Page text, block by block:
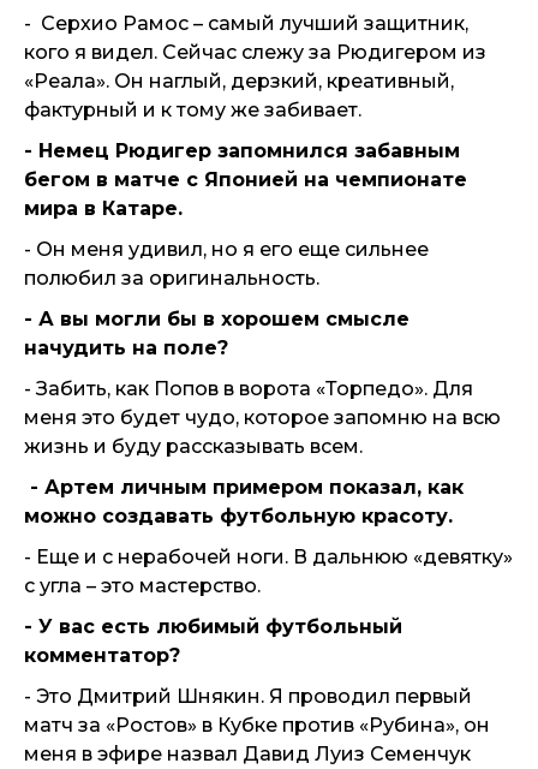
- Серхио Рамос – самый лучший защитник,
кого я видел. Сейчас слежу за Рюдигером из
«Реала». Он наглый, дерзкий, креативный,
фактурный и к тому же забивает.
- Немец Рюдигер запомнился забавным
бегом в матче с Японией на чемпионате
мира в Катаре.
- Он меня удивил, но я его еще сильнее
полюбил за оригинальность.
- А вы могли бы в хорошем смысле
начудить на поле?
- Забить, как Попов в ворота «Торпедо». Для
меня это будет чудо, которое запомню на всю
жизнь и буду рассказывать всем.
- Артем личным примером показал, как
можно создавать футбольную красоту.
- Еще и с нерабочей ноги. В дальнюю «девятку»
с угла – это мастерство.
- У вас есть любимый футбольный
комментатор?
- Это Дмитрий Шнякин. Я проводил первый
матч за «Ростов» в Кубке против «Рубина», он
меня в эфире назвал Давид Луиз Семенчук